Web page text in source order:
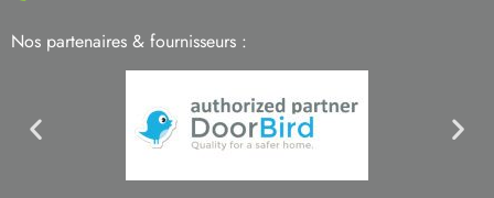
Nos partenaires & fournisseurs :